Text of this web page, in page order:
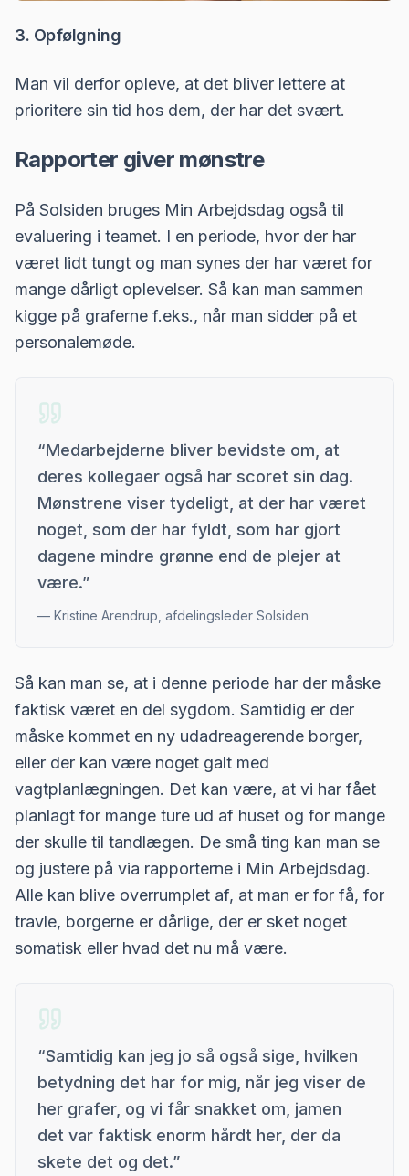
3. Opfølgning
Man vil derfor opleve, at det bliver lettere at
prioritere sin tid hos dem, der har det svært.
Rapporter giver mønstre
På Solsiden bruges Min Arbejdsdag også til
evaluering i teamet. I en periode, hvor der har
været lidt tungt og man synes der har været for
mange dårligt oplevelser. Så kan man sammen
kigge på graferne f.eks., når man sidder på et
personalemøde.
“Medarbejderne bliver bevidste om, at
deres kollegaer også har scoret sin dag.
Mønstrene viser tydeligt, at der har været
noget, som der har fyldt, som har gjort
dagene mindre grønne end de plejer at
være.”
— Kristine Arendrup, afdelingsleder Solsiden
Så kan man se, at i denne periode har der måske
faktisk været en del sygdom. Samtidig er der
måske kommet en ny udadreagerende borger,
eller der kan være noget galt med
vagtplanlægningen. Det kan være, at vi har fået
planlagt for mange ture ud af huset og for mange
der skulle til tandlægen. De små ting kan man se
og justere på via rapporterne i Min Arbejdsdag.
Alle kan blive overrumplet af, at man er for få, for
travle, borgerne er dårlige, der er sket noget
somatisk eller hvad det nu må være.
“Samtidig kan jeg jo så også sige, hvilken
betydning det har for mig, når jeg viser de
her grafer, og vi får snakket om, jamen
det var faktisk enorm hårdt her, der da
skete det og det.”